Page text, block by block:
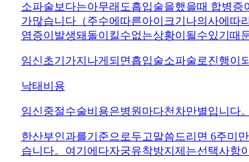
소파술보다는아무래도흡입술을했을때 합병
가많습니다（주수에따른아이크기나의사에따
염증이발생돼돌이킬수없는상황이될수있기때
임신초기가지나게되면흡입술소파술로진행이
낙태비용
임신중절수술비용은병원마다천차만별입니다
한산부인과를기준으로두고말씀드리면 6주
습니다。여기에다자궁유착방지제는선택사항